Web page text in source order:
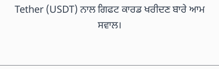
Tether (USDT) ਨਾਲ ਗਿਫਟ ਕਾਰਡ ਖਰੀਦਣ ਬਾਰੇ ਆਮ
ਸਵਾਲ।